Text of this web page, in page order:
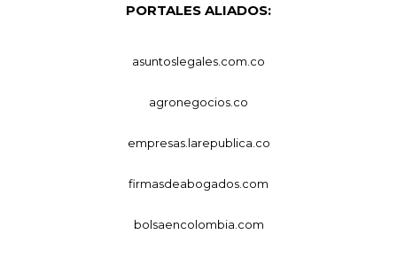
PORTALES ALIADOS:
asuntoslegales.com.co
agronegocios.co
empresas.larepublica.co
firmasdeabogados.com
bolsaencolombia.com